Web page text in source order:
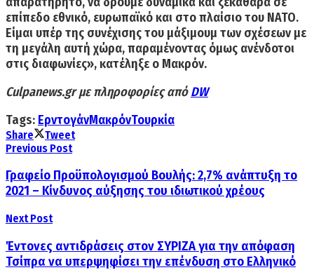
επίπεδο εθνικό, ευρωπαϊκό και στο πλαίσιο του ΝΑΤΟ.
Είμαι υπέρ της συνέχισης του μάξιμουμ των σχέσεων με
τη μεγάλη αυτή χώρα, παραμένοντας όμως ανένδοτοι
στις διαφωνίες», κατέληξε ο Μακρόν.
Culpanews.gr με πληροφορίες από DW
Tags: ΕρντογάνΜακρόνΤουρκία
Share
Tweet
Previous Post
Γραφείο Προϋπολογισμού Βουλής: 2,7% ανάπτυξη το
2021 – Κίνδυνος αύξησης του ιδιωτικού χρέους
Next Post
Έντονες αντιδράσεις στον ΣΥΡΙΖΑ για την απόφαση
Τσίπρα να υπερψηφίσει την επένδυση στο Ελληνικό